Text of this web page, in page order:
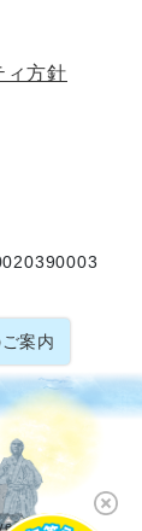
ィ方針
案内